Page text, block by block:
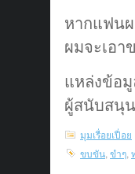
หากแฟนผ
ผมจะเอา
แหล่งข้อ
ผู้สนับสนุ
มุมเรื่อยเปื่อย
ขบขัน ขำๆ